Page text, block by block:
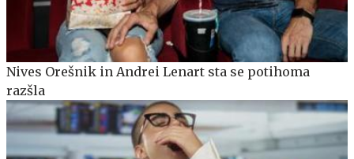
Nives Orešnik in Andrei Lenart sta se potihoma
razšla